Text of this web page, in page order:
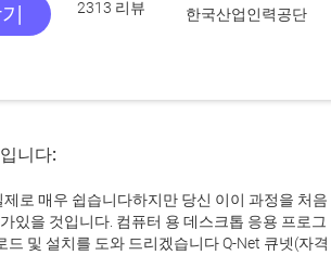
2313 리뷰
한국산업인력공단
니다:
로 매우 쉽습니다하지만 당신 이이 과정을 처음
있을 것입니다. 컴퓨터 용 데스크톱 응용 프로그
및 설치를 도와 드리겠습니다 Q-Net 큐넷(자격